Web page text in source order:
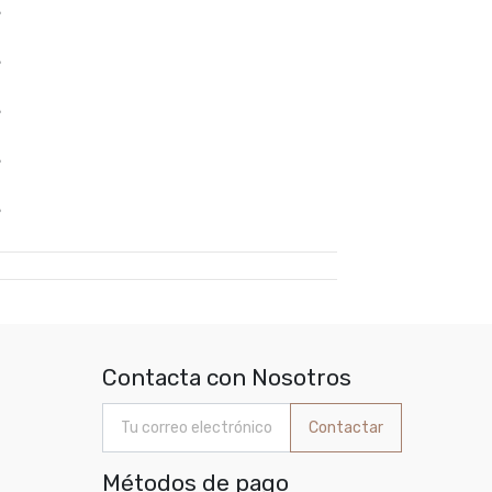
Contacta con Nosotros
Contactar
Métodos de pago